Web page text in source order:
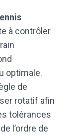
à contrôler
optimale.
de
rotatif afin
tolérances
l’ordre de